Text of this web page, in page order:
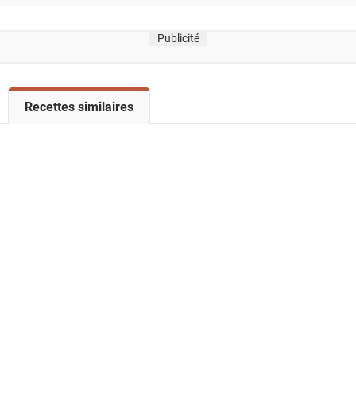
Publicité
o
Recettes similaires